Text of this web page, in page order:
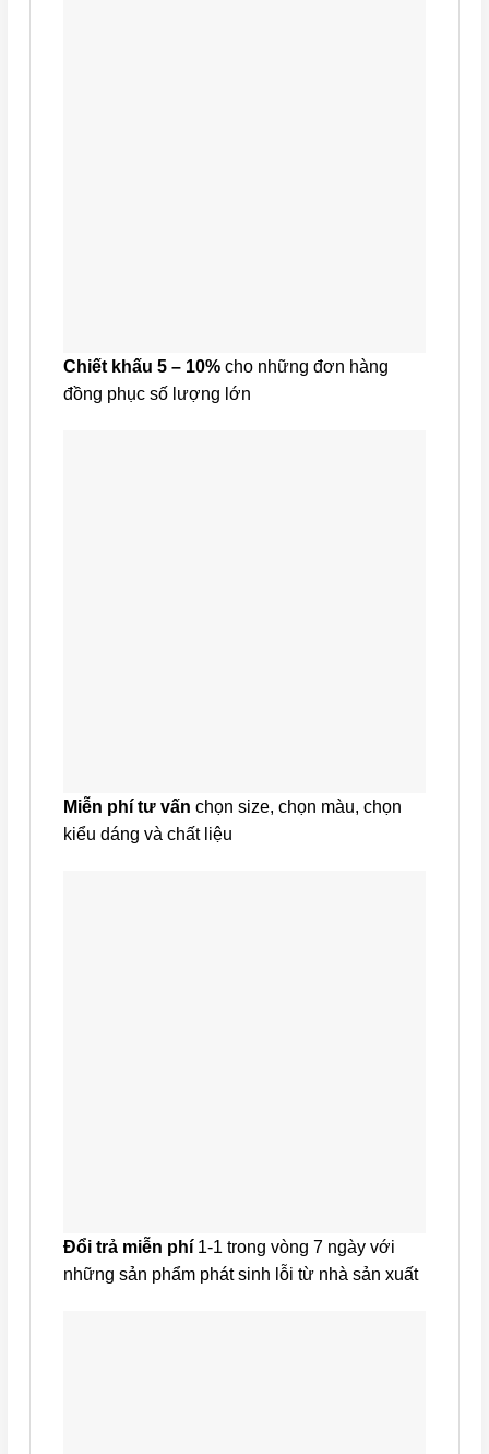
Chiết khấu 5 – 10%cho những đơn hàng
đồng phục số lượng lớn
Miễn phí tư vấn chọn size, chọn màu, chọn
kiểu dáng và chất liệu
Đổi trả miễn phí1-1 trong vòng 7 ngày với
những sản phẩm phát sinh lỗi từ nhà sản xuất